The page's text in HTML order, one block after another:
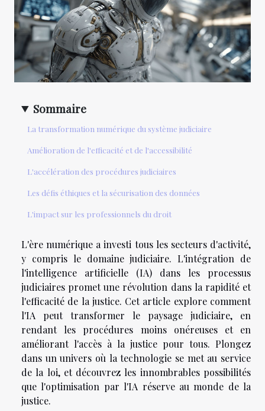
Sommaire
La transformation numérique du système judiciaire
Amélioration de l'efficacité et de l'accessibilité
L'accélération des procédures judiciaires
Les défis éthiques et la sécurisation des données
L'impact sur les professionnels du droit
L'ère numérique a investi tous les secteurs d'activité,
y compris le domaine judiciaire. L'intégration de
l'intelligence artificielle (IA) dans les processus
judiciaires promet une révolution dans la rapidité et
l'efficacité de la justice. Cet article explore comment
l'IA peut transformer le paysage judiciaire, en
rendant les procédures moins onéreuses et en
améliorant l'accès à la justice pour tous. Plongez
dans un univers où la technologie se met au service
de la loi, et découvrez les innombrables possibilités
que l'optimisation par l'IA réserve au monde de la
justice.